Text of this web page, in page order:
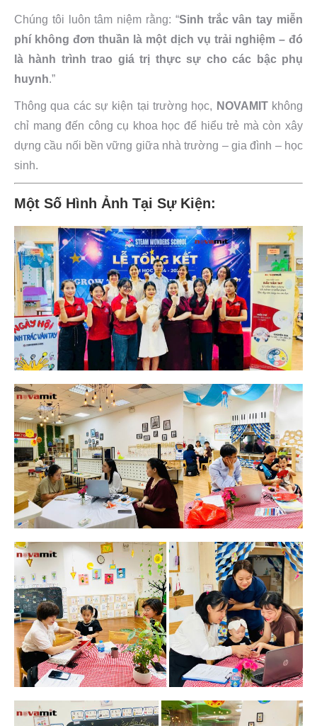
Chúng tôi luôn tâm niệm rằng: “Sinh trắc vân tay miễn
phí không đơn thuần là một dịch vụ trải nghiệm – đó
là hành trình trao giá trị thực sự cho các bậc phụ
huynh.”
Thông qua các sự kiện tại trường học, NOVAMITkhông
chỉ mang đến công cụ khoa học để hiểu trẻ mà còn xây
dựng cầu nối bền vững giữa nhà trường – gia đình – học
sinh.
Một Số Hình Ảnh Tại Sự Kiện: